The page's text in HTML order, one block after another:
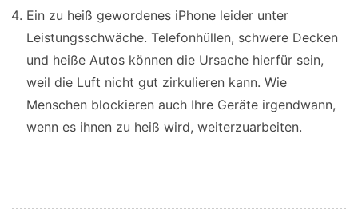
Ein zu heiß gewordenes iPhone leider unter
Leistungsschwäche. Telefonhüllen, schwere Decken
und heiße Autos können die Ursache hierfür sein,
weil die Luft nicht gut zirkulieren kann. Wie
Menschen blockieren auch Ihre Geräte irgendwann,
wenn es ihnen zu heiß wird, weiterzuarbeiten.